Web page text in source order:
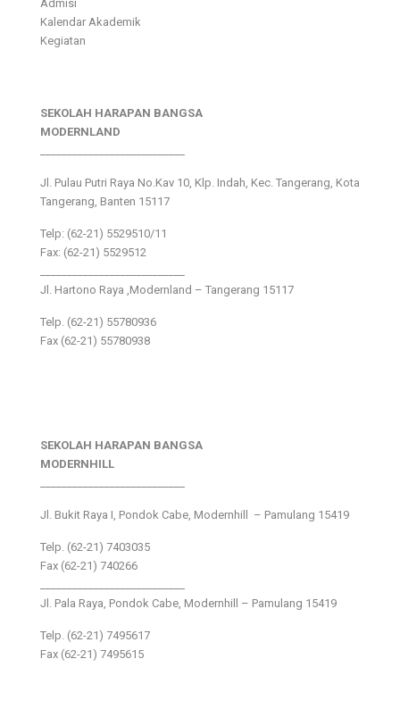
Admisi
Kalendar Akademik
Kegiatan
SEKOLAH HARAPAN BANGSA
MODERNLAND
Jl. Pulau Putri Raya No.Kav 10, Klp. Indah, Kec. Tangerang, Kota
Tangerang, Banten 15117
Telp: (62-21) 5529510/11
Fax: (62-21) 5529512
Jl. Hartono Raya ,Modernland – Tangerang 15117
Telp. (62-21) 55780936
Fax (62-21) 55780938
SEKOLAH HARAPAN BANGSA
MODERNHILL
Jl. Bukit Raya I, Pondok Cabe, Modernhill – Pamulang 15419
Telp. (62-21) 7403035
Fax (62-21) 740266
Jl. Pala Raya, Pondok Cabe, Modernhill – Pamulang 15419
Telp. (62-21) 7495617
Fax (62-21) 7495615